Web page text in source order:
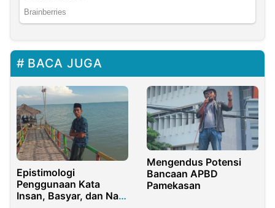
BACA JUGA
Epistimologi
Penggunaan Kata
Insan, Basyar, dan Nas
Mengendus Potensi
Bancaan APBD
Pamekasan